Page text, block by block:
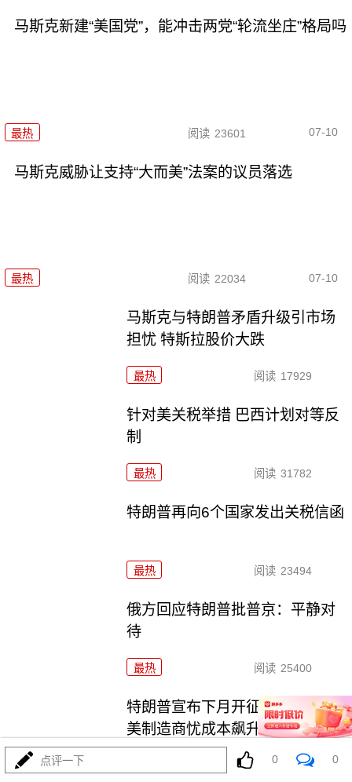
马斯克新建“美国党”，能冲击两党“轮流坐庄”格局吗
最热 阅读 23601 07-10
马斯克威胁让支持“大而美”法案的议员落选
最热 阅读 22034 07-10
马斯克与特朗普矛盾升级引市场
担忧 特斯拉股价大跌
最热 阅读 17929
针对美关税举措 巴西计划对等反
制
最热 阅读 31782
特朗普再向6个国家发出关税信函
最热 阅读 23494
俄方回应特朗普批普京：平静对
待
最热 阅读 25400
特朗普宣布下月开征50%铜关税
美制造商忧成本飙升
阅读 19105
点评一下 0 0